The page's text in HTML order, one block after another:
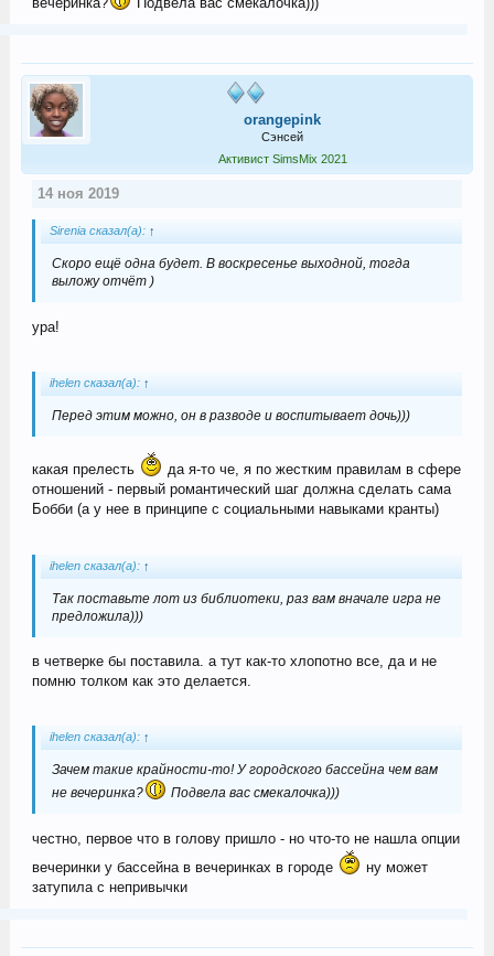
orangepink
Сэнсей
Активист SimsMix 2021
14 ноя 2019
Sirenia сказал(а): ↑
Скоро ещё одна будет. В воскресенье выходной, тогда
выложу отчёт )
ура!
ihelen сказал(а): ↑
Перед этим можно, он в разводе и воспитывает дочь)))
какая прелесть
да я-то че, я по жестким правилам в сфере
отношений - первый романтический шаг должна сделать сама
Бобби (а у нее в принципе с социальными навыками кранты)
ihelen сказал(а): ↑
Так поставьте лот из библиотеки, раз вам вначале игра не
предложила)))
в четверке бы поставила. а тут как-то хлопотно все, да и не
помню толком как это делается.
ihelen сказал(а): ↑
Зачем такие крайности-то! У городского бассейна чем вам
не вечеринка?
Подвела вас смекалочка)))
честно, первое что в голову пришло - но что-то не нашла опции
вечеринки у бассейна в вечеринках в городе
ну может
затупила с непривычки